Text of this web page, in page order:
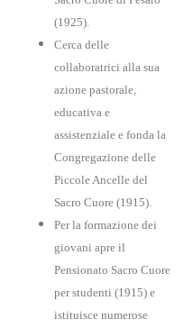
(1925).
Cerca delle
collaboratrici alla sua
azione pastorale,
educativa e
assistenziale e fonda la
Congregazione delle
Piccole Ancelle del
Sacro Cuore (1915).
Per la formazione dei
giovani apre il
Pensionato Sacro Cuore
per studenti (1915) e
istituisce numerose